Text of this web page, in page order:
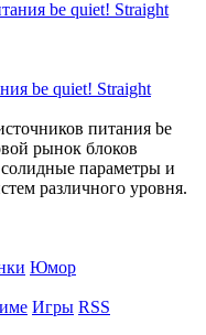
be quiet! Straight
питания be
рынок блоков
параметры и
различного уровня.
Юмор
Игры RSS